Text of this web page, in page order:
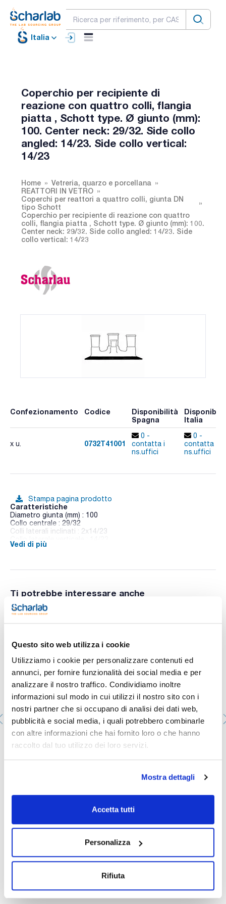
Questo sito web utilizza i cookie
Utilizziamo i cookie per personalizzare contenuti ed
annunci, per fornire funzionalità dei social media e per
analizzare il nostro traffico. Condividiamo inoltre
informazioni sul modo in cui utilizzi il nostro sito con i
nostri partner che si occupano di analisi dei dati web,
pubblicità e social media, i quali potrebbero combinarle
con altre informazioni che hai fornito loro o che hanno
raccolto dal tuo utilizzo dei loro servizi.
Mostra dettagli
Accetta tutti
Personalizza
Rifiuta
Italia
Coperchio per recipiente di
reazione con quattro colli, flangia
piatta , Schott type. Ø giunto (mm):
100. Center neck: 29/32. Side collo
angled: 14/23. Side collo vertical:
14/23
Home
Vetreria, quarzo e porcellana
REATTORI IN VETRO
Coperchi per reattori a quattro colli, giunta DN
tipo Schott
Coperchio per recipiente di reazione con quattro
colli, flangia piatta , Schott type. Ø giunto (mm): 100.
Center neck: 29/32. Side collo angled: 14/23. Side
collo vertical: 14/23
Confezionamento Codice
Disponibilità
Spagna
Italia
x u. 0732T41001
0 -
contatta i
ns.uffici
0 -
contatta i
ns.uffici
Stampa pagina prodotto
Caratteristiche
Diametro giunta (mm) : 100
Collo centrale : 29/32
Colli laterali inclinati : 2x14/23
Conf. (unità) : 1
Vedi di più
Ti potrebbe interessare anche
Flangia torica ricoperta con FEP per giunta piana,
rossa, FEP. Per dimensione bocca (mm): 100. Ø x
Il mio prezzo: Acquista
Documentazione tecnica
TDS / Scheda tecnica
COA